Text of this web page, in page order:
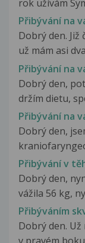
rok užívám
Přibývání na
Dobrý den.
už mám asi
Přibývání na
Dobrý den,
držím dietu,
Přibývání na
Dobrý den,
Přibývání v
Dobrý den,
vážila 56 kg,
Přibýváním
Dobrý den.